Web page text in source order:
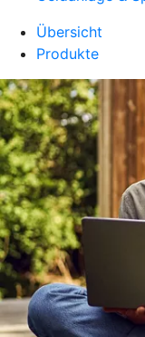
Übersicht
Produkte